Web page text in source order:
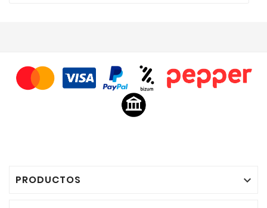
PRODUCTOS 